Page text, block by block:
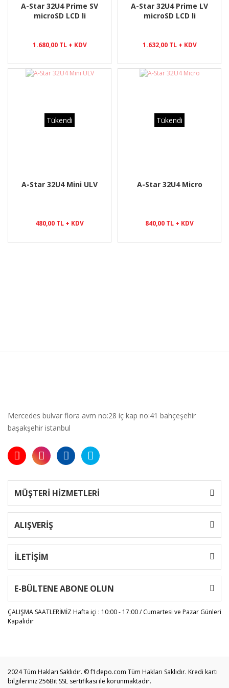
A-Star 32U4 Prime SV
microSD LCD li
1.680,00 TL + KDV
A-Star 32U4 Prime LV
microSD LCD li
1.632,00 TL + KDV
Tükendi
A-Star 32U4 Mini ULV
480,00 TL + KDV
Tükendi
A-Star 32U4 Micro
840,00 TL + KDV
Mercedes bulvar flora avm no:28 iç kap no:41 bahçeşehir
başakşehir istanbul
MÜŞTERİ HİZMETLERİ
ALIŞVERİŞ
İLETİŞİM
E-BÜLTENE ABONE OLUN
ÇALIŞMA SAATLERİMİZHafta içi : 10:00 - 17:00 / Cumartesi ve Pazar Günleri
Kapalıdır
2024 Tüm Hakları Saklıdır. © f1depo.com Tüm Hakları Saklıdır. Kredi kartı
bilgileriniz 256Bit SSL sertifikası ile korunmaktadır.